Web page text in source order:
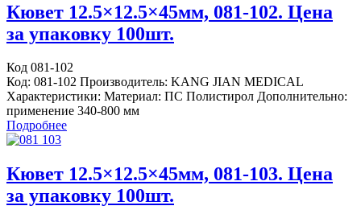
Кювет 12.5×12.5×45мм, 081-102. Цена
за упаковку 100шт.
Код 081-102
Код: 081-102 Производитель: KANG JIAN MEDICAL
Характеристики: Материал: ПС Полистирол Дополнительно:
применение 340-800 мм
Подробнее
Кювет 12.5×12.5×45мм, 081-103. Цена
за упаковку 100шт.